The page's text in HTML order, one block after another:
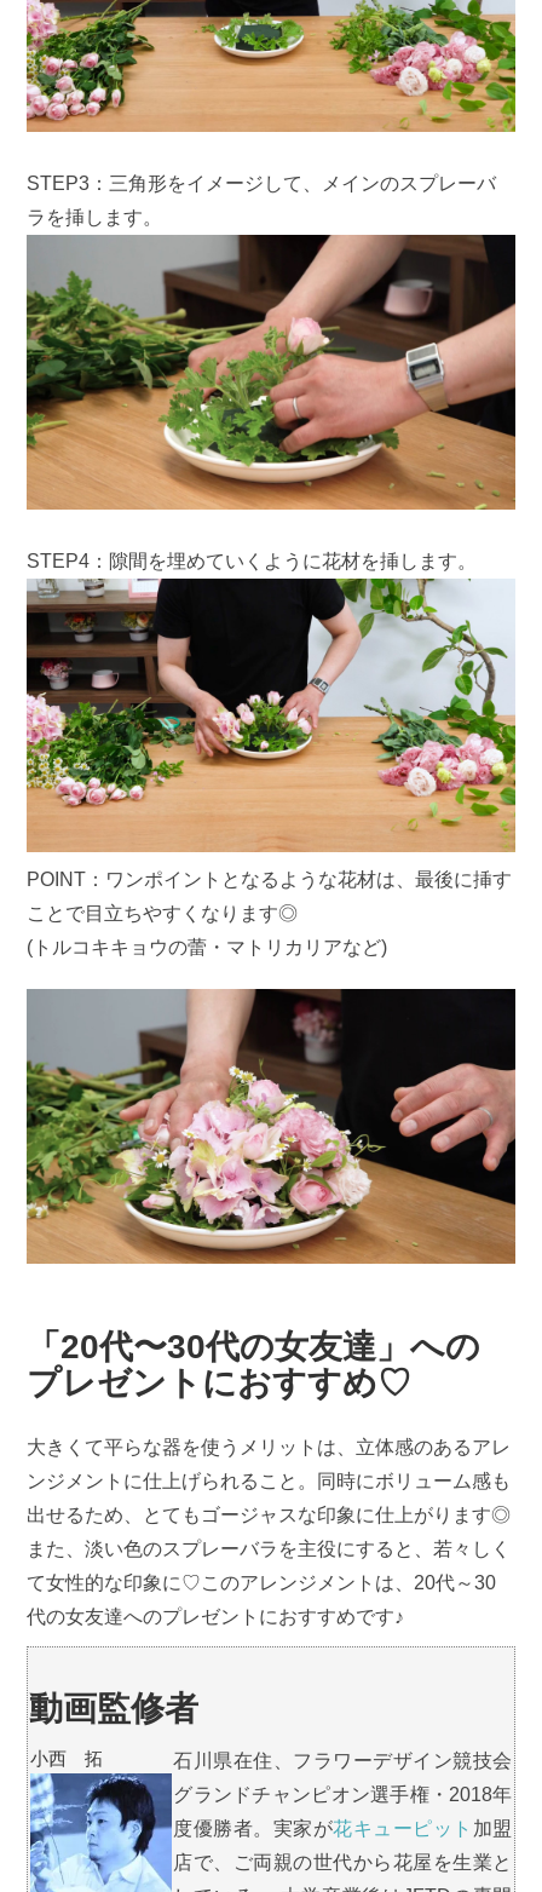
STEP3：三角形をイメージして、メインのスプレーバ
ラを挿します。
STEP4：隙間を埋めていくように花材を挿します。
POINT：ワンポイントとなるような花材は、最後に挿す
ことで目立ちやすくなります◎
(トルコキキョウの蕾・マトリカリアなど)
「20代〜30代の女友達」への
プレゼントにおすすめ♡
大きくて平らな器を使うメリットは、立体感のあるアレ
ンジメントに仕上げられること。同時にボリューム感も
出せるため、とてもゴージャスな印象に仕上がります◎
また、淡い色のスプレーバラを主役にすると、若々しく
て女性的な印象に♡このアレンジメントは、20代～30
代の女友達へのプレゼントにおすすめです♪
動画監修者
小西 拓
石川県在住、フラワーデザイン競技会
グランドチャンピオン選手権・2018年
度優勝者。実家が花キューピット 加盟
店で、ご両親の世代から花屋を生業と